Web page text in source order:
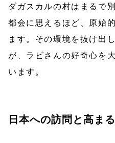
ダガスカルの村はまるで
都会に思えるほど、原始
ます。その環境を抜け出
が、ラビさんの好奇心を
います。
日本への訪問と高ま